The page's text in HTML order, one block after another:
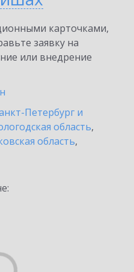
карточками,
заявку на
или внедрение
Петербург и
область,
область,